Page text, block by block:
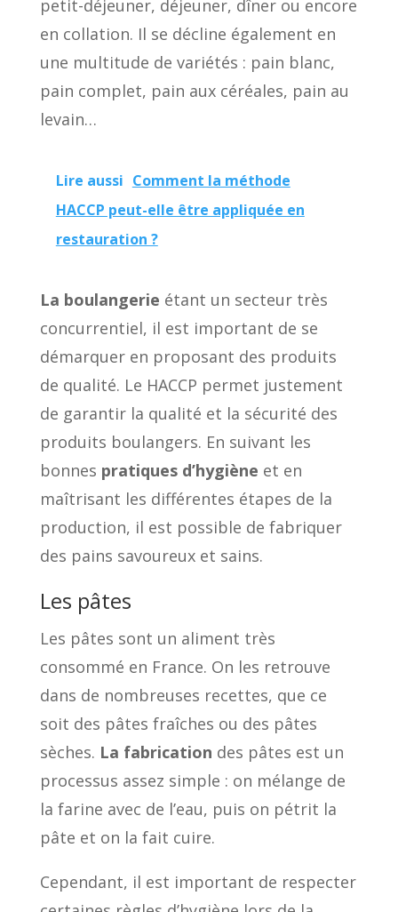
petit-déjeuner, déjeuner, dîner ou encore
en collation. Il se décline également en
une multitude de variétés : pain blanc,
pain complet, pain aux céréales, pain au
levain…
Lire aussi Comment la méthode
HACCP peut-elle être appliquée en
restauration ?
La boulangerie étant un secteur très
concurrentiel, il est important de se
démarquer en proposant des produits
de qualité. Le HACCP permet justement
de garantir la qualité et la sécurité des
produits boulangers. En suivant les
bonnes pratiques d’hygiène et en
maîtrisant les différentes étapes de la
production, il est possible de fabriquer
des pains savoureux et sains.
Les pâtes
Les pâtes sont un aliment très
consommé en France. On les retrouve
dans de nombreuses recettes, que ce
soit des pâtes fraîches ou des pâtes
sèches. La fabrication des pâtes est un
processus assez simple : on mélange de
la farine avec de l’eau, puis on pétrit la
pâte et on la fait cuire.
Cependant, il est important de respecter